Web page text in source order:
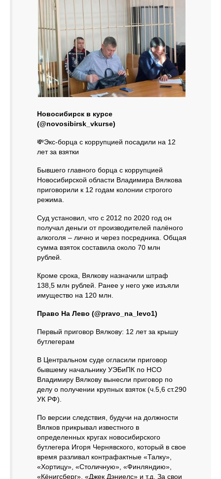
Новосибирск в курсе
(@novosibirsk_vkurse)
💸Экс-борца с коррупцией посадили на 12
лет за взятки
Бывшего главного борца с коррупцией
Новосибирской области Владимира Вялкова
приговорили к 12 годам колонии строгого
режима.
Суд установил, что с 2012 по 2020 год он
получал деньги от производителей палёного
алкоголя – лично и через посредника. Общая
сумма взяток составила около 70 млн
рублей.
Кроме срока, Вялкову назначили штраф
138,5 млн рублей. Ранее у него уже изъяли
имущество на 120 млн.
Право На Лево (@pravo_na_levo1)
Первый приговор Вялкову: 12 лет за крышу
бутлегерам
В Центральном суде огласили приговор
бывшему начальнику УЭБиПК по НСО
Владимиру Вялкову вынесли приговор по
делу о получении крупных взяток (ч.5,6 ст.290
УК РФ).
По версии следствия, будучи на должности
Вялков прикрывал известного в
определенных кругах новосибирского
бутлегера Игоря Чернявского, который в свое
время разливал контрафактные «Талку»,
«Хортицу», «Столичную», «Финляндию»,
«Кёнигсберг», «Джек Дэниелс» и т.д. За свои